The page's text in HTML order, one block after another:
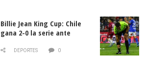
Billie Jean King Cup: Chile
gana 2-0 la serie ante
DEPORTES 0